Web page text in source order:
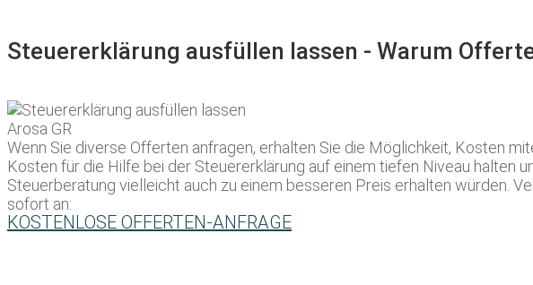
Steuererklärung ausfüllen lassen - Warum
Wenn Sie diverse Offerten anfragen, erhalten Sie die Möglichkeit, Kosten
Kosten für die Hilfe bei der Steuererklärung auf einem tiefen Niveau halten
Steuerberatung vielleicht auch zu einem besseren Preis erhalten würden.
sofort an:
KOSTENLOSE OFFERTEN-ANFRAGE